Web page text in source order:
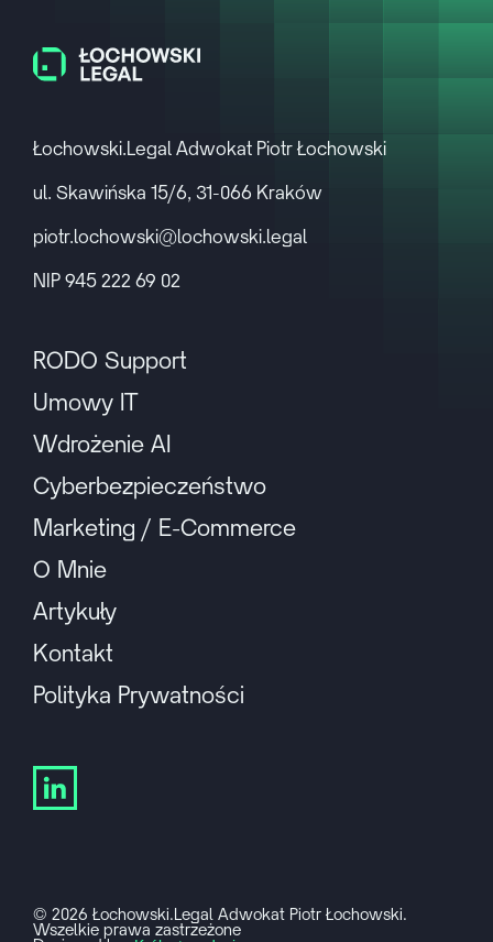
Łochowski.Legal Adwokat Piotr Łochowski
ul. Skawińska 15/6, 31-066 Kraków
piotr.lochowski@lochowski.legal
NIP 945 222 69 02
RODO Support
Umowy IT
Wdrożenie AI
Cyberbezpieczeństwo
Marketing / E-Commerce
O Mnie
Artykuły
Kontakt
Polityka Prywatności
© 2026 Łochowski.Legal Adwokat Piotr Łochowski.
Wszelkie prawa zastrzeżone